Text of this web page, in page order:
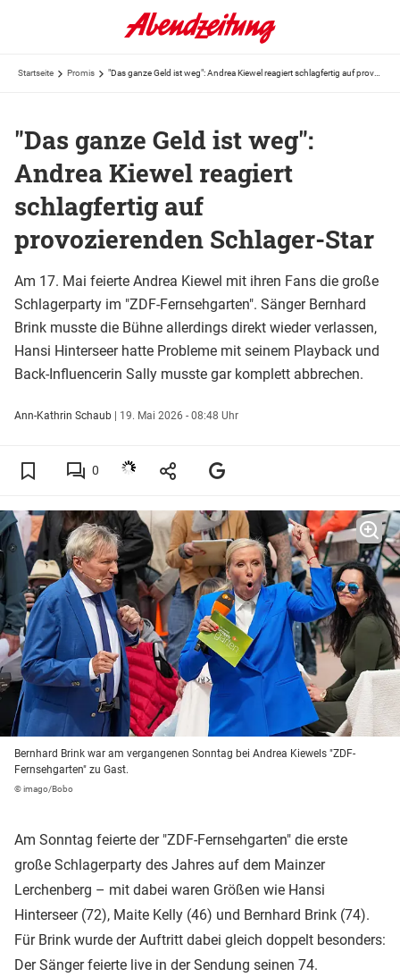
Startseite Promis
"Das ganze Geld ist weg":
Andrea Kiewel reagiert
schlagfertig auf
provozierenden Schlager-Star
Am 17. Mai feierte Andrea Kiewel mit ihren Fans die große
Schlagerparty im "ZDF-Fernsehgarten". Sänger Bernhard
Brink musste die Bühne allerdings direkt wieder verlassen,
Hansi Hinterseer hatte Probleme mit seinem Playback und
Back-Influencerin Sally musste gar komplett abbrechen.
Ann-Kathrin Schaub | 19. Mai 2026 - 08:48 Uhr
0
Bernhard Brink war am vergangenen Sonntag bei Andrea Kiewels "ZDF-
Fernsehgarten" zu Gast.
© imago/Bobo
Am Sonntag feierte der "ZDF-Fernsehgarten" die erste
große Schlagerparty des Jahres auf dem Mainzer
Lerchenberg – mit dabei waren Größen wie Hansi
Hinterseer (72), Maite Kelly (46) und Bernhard Brink (74).
Für Brink wurde der Auftritt dabei gleich doppelt besonders:
Der Sänger feierte live in der Sendung seinen 74.